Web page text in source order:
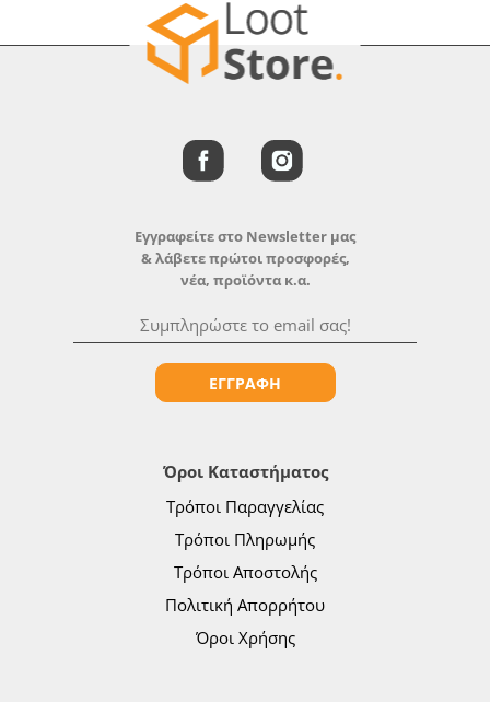
Όροι Καταστήματος
Τρόποι Παραγγελίας
Τρόποι Πληρωμής
Τρόποι Αποστολής
Πολιτική Απορρήτου
Όροι Χρήσης
Εγγραφείτε στο Newsletter μας
& λάβετε πρώτοι προσφορές,
νέα, προϊόντα κ.α.
ΕΓΓΡΑΦΗ